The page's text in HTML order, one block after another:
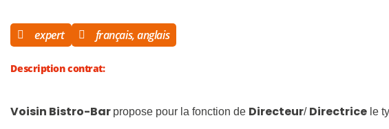
expert français, anglais
Description contrat:
Voisin Bistro-Bar propose pour la fonction de Directeur/ Directrice le